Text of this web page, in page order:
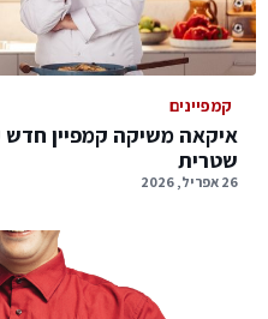
קמפיינים
איקאה משיקה קמפיין חדש
שטרית
26 אפריל, 2026